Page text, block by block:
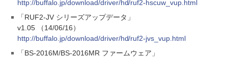
http://buffalo.jp/download/driver/hd/ruf2-hscuw_vup.html
「RUF2-JV シリーズアップデータ」
v1.05 （14/06/16）
http://buffalo.jp/download/driver/hd/ruf2-jvs_vup.html
「BS-2016M/BS-2016MR ファームウェア」